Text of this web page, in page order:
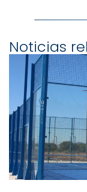
Noticias